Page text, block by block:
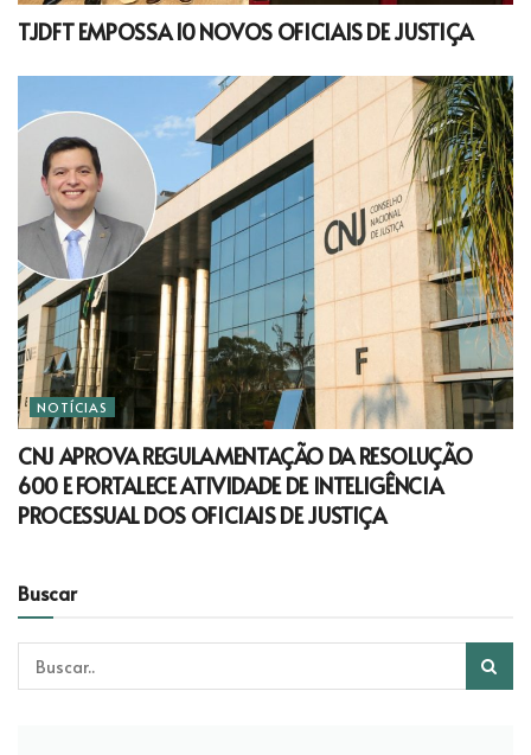
TJDFT EMPOSSA 10 NOVOS OFICIAIS DE JUSTIÇA
NOTÍCIAS
CNJ APROVA REGULAMENTAÇÃO DA RESOLUÇÃO
600 E FORTALECE ATIVIDADE DE INTELIGÊNCIA
PROCESSUAL DOS OFICIAIS DE JUSTIÇA
Buscar